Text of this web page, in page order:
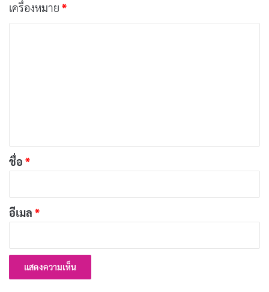
ถ่ายทอดบทบาทนักฆ่าได้อย่างสมจริง ขณะที่เนื้อเรื่อง
สำรวจประเด็นเกี่ยวกับศีลธรรมและผลกระทบของการกระ
นักแสดงนำ: Michael Fassbender, Tilda Swinton
เรตติ้ง IMDb: 6.8/10
19. The Iceman (2012)
เครื่องหมาย *
*
ชื่อ *
อีเมล *